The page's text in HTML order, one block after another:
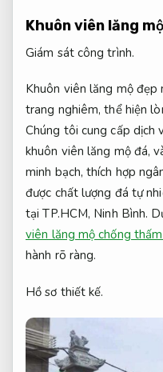
Khuôn viên lăng
Giám sát công trình.
Khuôn viên lăng mộ
trang nghiêm, thể hiện
Chúng tôi cung cấp dịch
khuôn viên lăng mộ đá,
minh bạch, thích hợp
được chất lượng đá tự
tại TP.HCM, Ninh Bình.
viên lăng mộ chống
hành rõ ràng.
Hồ sơ thiết kế.